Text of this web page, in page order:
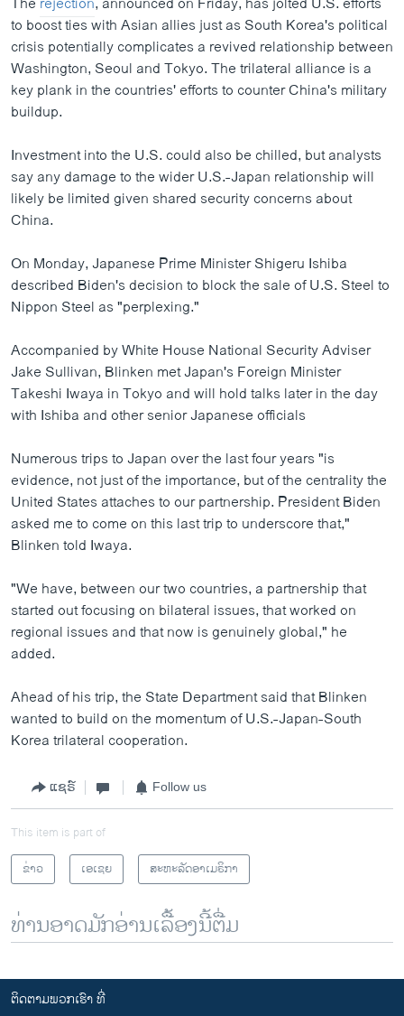
to boost ties with Asian allies just as South Korea's political
crisis potentially complicates a revived relationship between
Washington, Seoul and Tokyo. The trilateral alliance is a
key plank in the countries' efforts to counter China's military
buildup.
Investment into the U.S. could also be chilled, but analysts
say any damage to the wider U.S.-Japan relationship will
likely be limited given shared security concerns about
China.
On Monday, Japanese Prime Minister Shigeru Ishiba
described Biden's decision to block the sale of U.S. Steel to
Nippon Steel as "perplexing."
Accompanied by White House National Security Adviser
Jake Sullivan, Blinken met Japan's Foreign Minister
Takeshi Iwaya in Tokyo and will hold talks later in the day
with Ishiba and other senior Japanese officials
Numerous trips to Japan over the last four years "is
evidence, not just of the importance, but of the centrality the
United States attaches to our partnership. President Biden
asked me to come on this last trip to underscore that,"
Blinken told Iwaya.
"We have, between our two countries, a partnership that
started out focusing on bilateral issues, that worked on
regional issues and that now is genuinely global," he
added.
Ahead of his trip, the State Department said that Blinken
wanted to build on the momentum of U.S.-Japan-South
Korea trilateral cooperation.
ແຊຣ໌ Follow us
This item is part of
ຂ່າວ
ເອເຊຍ ສະຫະລັດອາເມຣິກາ
ທ່ານອາດມັກອ່ານເລື້ອງນີ້ຕື່ມ
ຕິດຕາມພວກເຮົາ ທີ່